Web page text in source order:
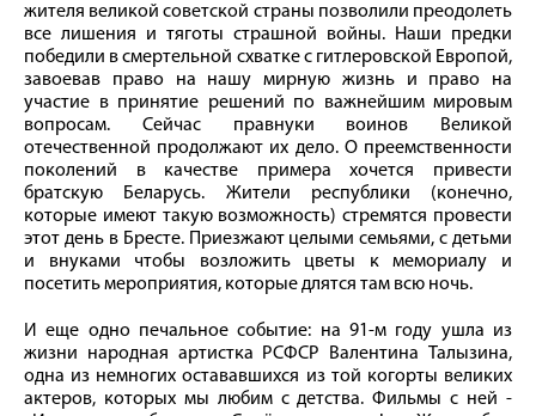
жителя великой советской страны позволили преодолеть
все лишения и тяготы страшной войны. Наши предки
победили в смертельной схватке с гитлеровской Европой,
завоевав право на нашу мирную жизнь и право на
участие в принятие решений по важнейшим мировым
вопросам. Сейчас правнуки воинов Великой
отечественной продолжают их дело. О преемственности
поколений в качестве примера хочется привести
братскую Беларусь. Жители республики (конечно,
которые имеют такую возможность) стремятся провести
этот день в Бресте. Приезжают целыми семьями, с детьми
и внуками чтобы возложить цветы к мемориалу и
посетить мероприятия, которые длятся там всю ночь.
И еще одно печальное событие: на 91-м году ушла из
жизни народная артистка РСФСР Валентина Талызина,
одна из немногих остававшихся из той когорты великих
актеров, которых мы любим с детства. Фильмы с ней -